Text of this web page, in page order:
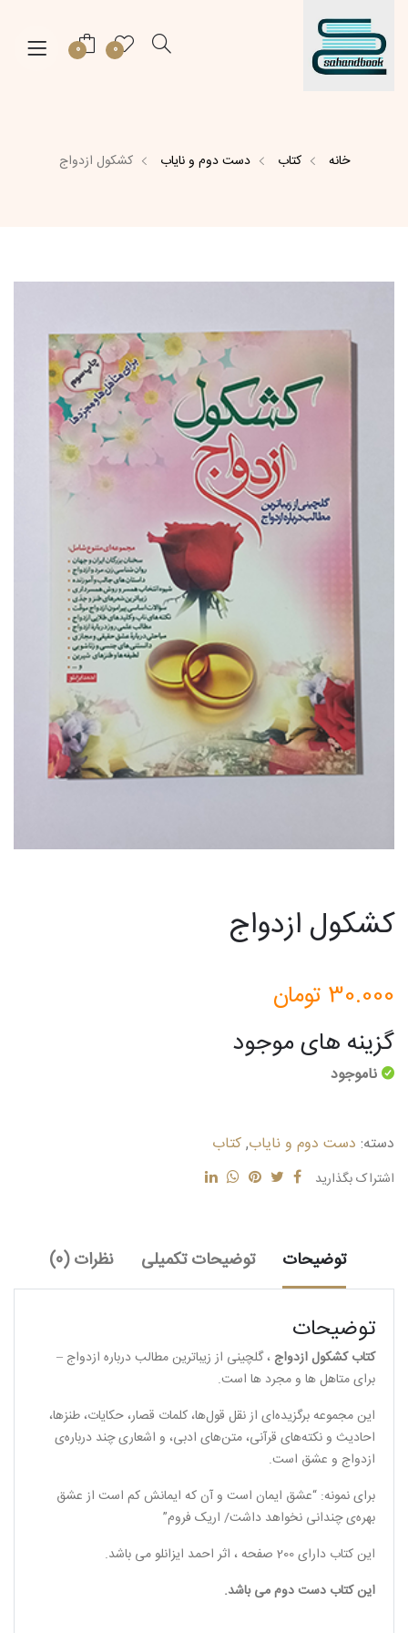
0
0
خانه کتاب دست دوم و نایاب کشکول ازدواج
کشکول ازدواج
30.000 تومان
گزینه های موجود
ناموجود
دسته: دست دوم و نایاب,کتاب
اشتراک بگذارید
توضیحات توضیحات تکمیلی نظرات (0)
توضیحات
کتاب کشکول ازدواج ، گلچینی از زیباترین مطالب درباره ازدواج –
برای متاهل ها و مجرد ها است.
این مجموعه برگزیده‌ای از نقل قول‌ها، کلمات قصار، حکایات، طنزها،
احادیث و نکته‌های قرآنی، متن‌های ادبی، و اشعاری چند درباره‌ی
ازدواج و عشق است.
برای نمونه: “عشق ایمان است و آن که ایمانش کم است از عشق
بهره‌ی چندانی نخواهد داشت/ اریک فروم”
این کتاب دارای 200 صفحه ، اثر احمد ایزانلو می باشد.
این کتاب دست دوم می باشد.